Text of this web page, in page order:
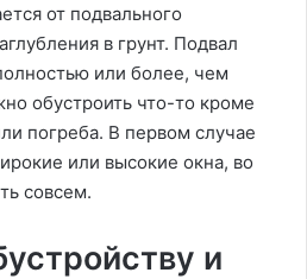
от подвального
в грунт. Подвал
или более, чем
обустроить что-то кроме
погреба. В первом случае
или высокие окна, во
совсем.
и